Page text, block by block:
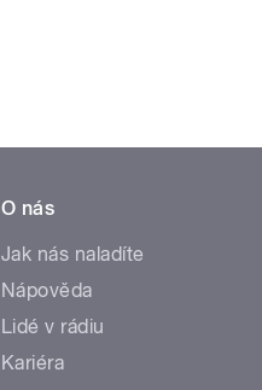
O nás
Jak nás naladíte
Nápověda
Lidé v rádiu
Kariéra